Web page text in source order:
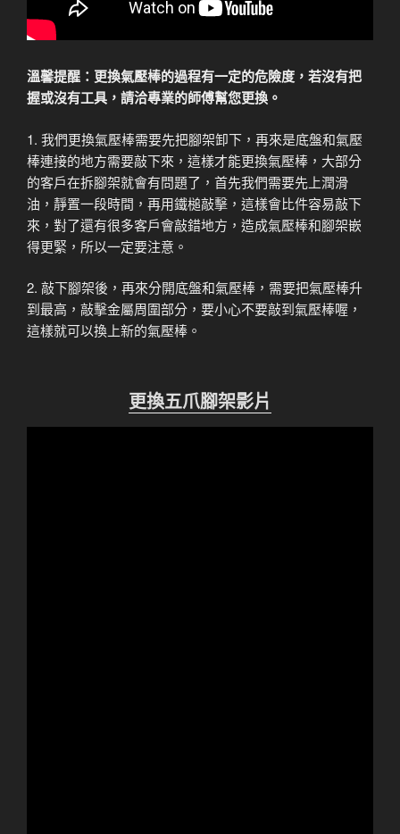
溫馨提醒：更換氣壓棒的過程有一定的危險度，若沒有把
握或沒有工具，請洽專業的師傅幫您更換。
1. 我們更換氣壓棒需要先把腳架卸下，再來是底盤和氣壓
棒連接的地方需要敲下來，這樣才能更換氣壓棒，大部分
的客戶在拆腳架就會有問題了，首先我們需要先上潤滑
油，靜置一段時間，再用鐵槌敲擊，這樣會比件容易敲下
來，對了還有很多客戶會敲錯地方，造成氣壓棒和腳架嵌
得更緊，所以一定要注意。
2. 敲下腳架後，再來分開底盤和氣壓棒，需要把氣壓棒升
到最高，敲擊金屬周圍部分，要小心不要敲到氣壓棒喔，
這樣就可以換上新的氣壓棒。
更換五爪腳架影片